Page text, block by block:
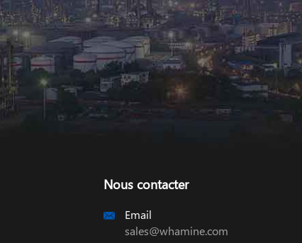
Nous contacter

Email
sales@whamine.com